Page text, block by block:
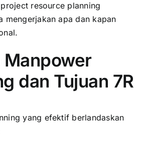
resource planning
mengerjakan apa dan kapan
Manpower
dan Tujuan 7R
yang efektif berlandaskan